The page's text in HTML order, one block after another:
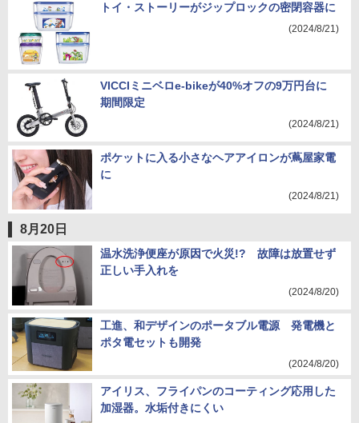
トイ・ストーリーがジップロックの密閉容器に
(2024/8/21)
VICCIミニベロe-bikeが40%オフの9万円台に
期間限定
(2024/8/21)
ポケットに入る小さなヘアアイロンが蔦屋家電
に
(2024/8/21)
8月20日
温水洗浄便座が原因で火災!? 故障は放置せず
正しい手入れを
(2024/8/20)
工進、和デザインのポータブル電源 発電機と
ポタ電セットも開発
(2024/8/20)
アイリス、フライパンのコーティング応用した
加湿器。水垢付きにくい